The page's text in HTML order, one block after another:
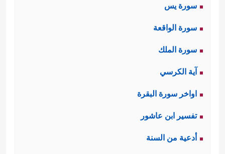
سورة يس
سورة الواقعة
سورة الملك
آية الكرسي
اواخر سورة البقرة
تفسير ابن عاشور
أدعية من السنة